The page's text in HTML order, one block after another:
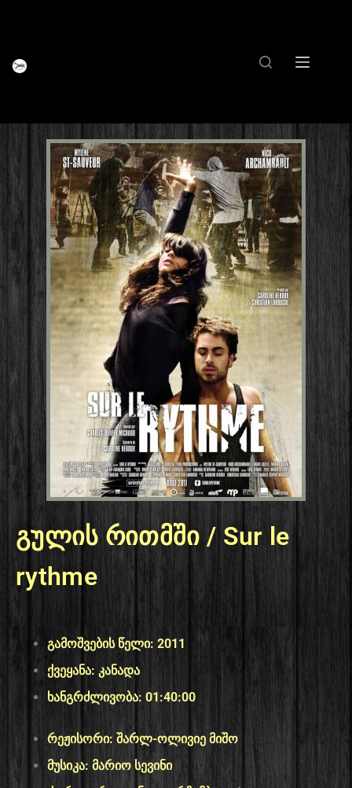
გულის რითმში / Sur le
rythme
გამოშვების წელი: 2011
ქვეყანა: კანადა
ხანგრძლივობა: 01:40:00
რეჟისორი: შარლ-ოლივიე მიშო
მუსიკა: მარიო სევინი